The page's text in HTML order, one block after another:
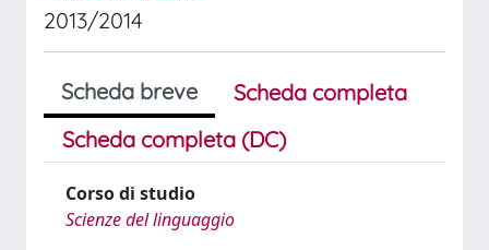
2013/2014
Scheda breve
Scheda completa
Scheda completa (DC)
Corso di studio
Scienze del linguaggio